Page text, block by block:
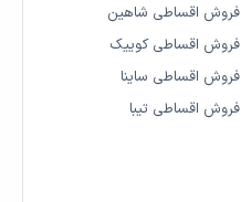
فروش اقساطی شاهین
فروش اقساطی کوییک
فروش اقساطی ساینا
فروش اقساطی تیبا